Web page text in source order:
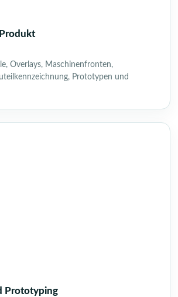
Overlays, Maschinenfronten,
Prototypen und
Prototyping